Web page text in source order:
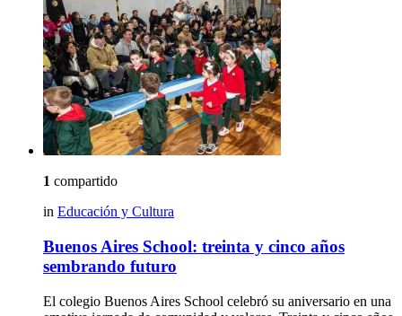
1 compartido
in Educación y Cultura
Buenos Aires School: treinta y cinco años
sembrando futuro
El colegio Buenos Aires School celebró su aniversario en una